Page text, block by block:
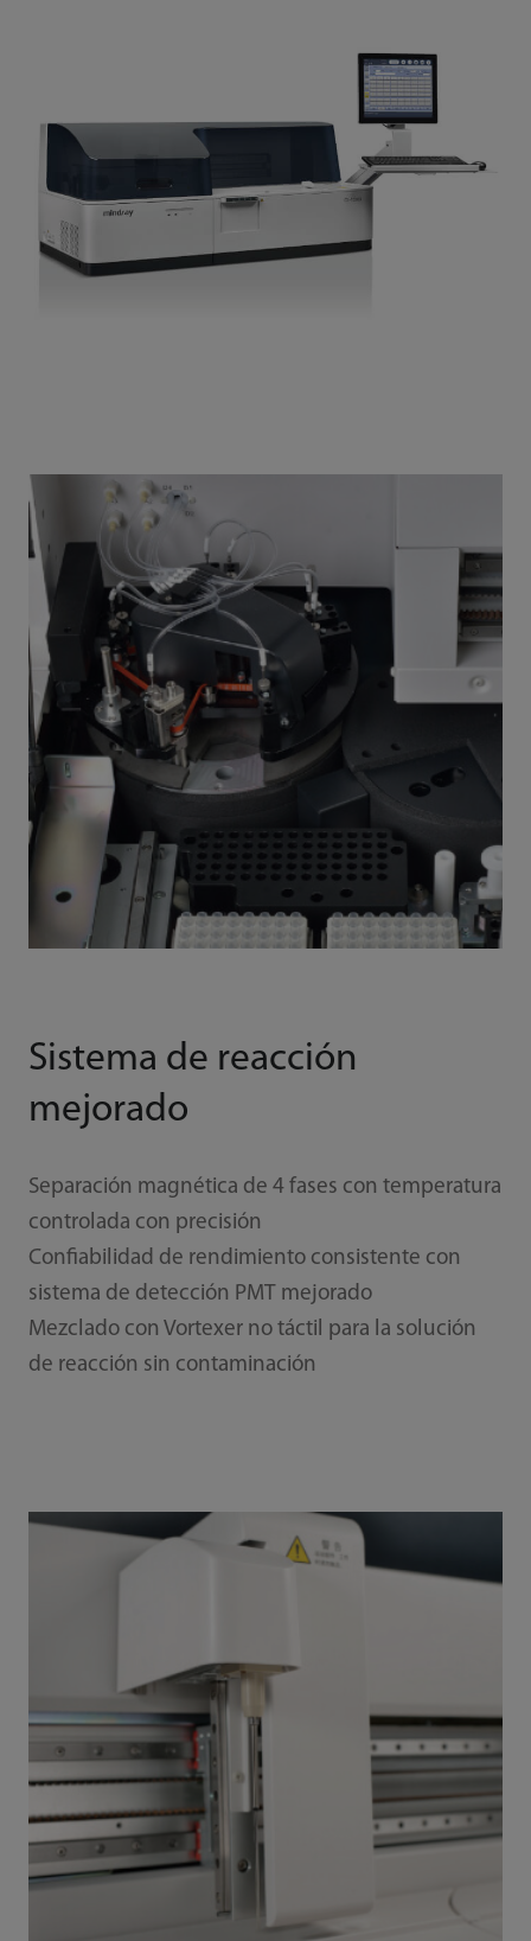
Sistema de reacción
mejorado
Separación magnética de 4 fases con temperatura
controlada con precisión
Confiabilidad de rendimiento consistente con
sistema de detección PMT mejorado
Mezclado con Vortexer no táctil para la solución
de reacción sin contaminación